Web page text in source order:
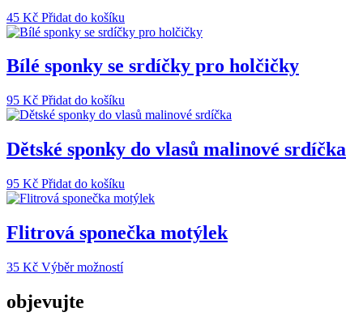
45 Kč Přidat do košíku
Bílé sponky se srdíčky pro holčičky
95 Kč Přidat do košíku
Dětské sponky do vlasů malinové srdíčka
95 Kč Přidat do košíku
Flitrová sponečka motýlek
35 Kč Výběr možnostíTento
objevujte